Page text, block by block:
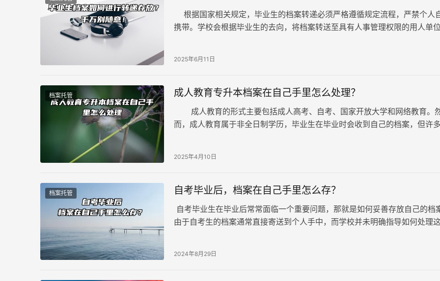
根据国家相关规定，毕业生的档案转递必须严格遵循规定流程，严禁个人
携带。学校会根据毕业生的去向，将档案转送至具有人事管理权限的用人单
2025年6月11日
档案托管 成人教育专升本档案在自己手里怎么处理？
成人教育的形式主要包括成人高考、自考、国家开放大学和网络教育。
而，成人教育属于非全日制学历，毕业生在毕业时会收到自己的档案，但许
2025年4月10日
档案托管 自考毕业后，档案在自己手里怎么存？
自考毕业生在毕业后常常面临一个重要问题，那就是如何妥善存放自己的档
由于自考生的档案通常直接寄送到个人手中，而学校并未明确指导如何处理
2024年8月29日